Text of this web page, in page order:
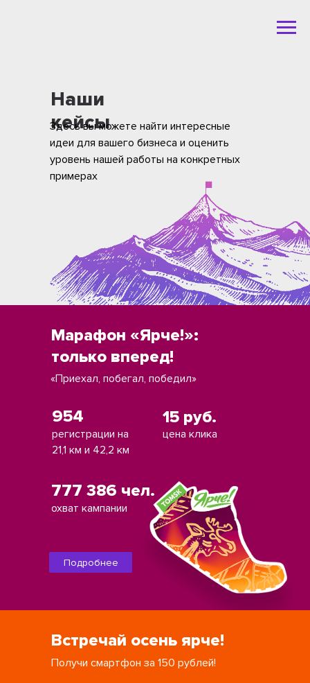
Наши
кейсы
Здесь вы можете найти интересные
идеи для вашего бизнеса и оценить
уровень нашей работы на конкретных
примерах
Марафон «Ярче!»:
только вперед!
«Приехал, побегал, победил»
регистрации на
21,1 км и 42,2 км
954 15 руб.
777 386 чел.
цена клика
охват кампании
Подробнее
Встречай осень ярче!
Получи смартфон за 150 рублей!